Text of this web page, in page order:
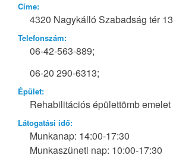
Címe:
4320 Nagykálló Szabadság tér 13
Telefonszám:
06-42-563-889;
06-20 290-6313;
Épület:
Rehabilitációs épülettömb emelet
Látogatási idő:
Munkanap: 14:00-17:30
Munkaszüneti nap: 10:00-17:30